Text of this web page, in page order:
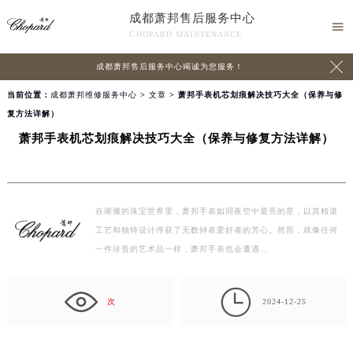
成都萧邦售后服务中心
CHOPARD MAINTENANCE

成都萧邦售后服务中心竭诚为您服务！ 
当前位置： 成都萧邦维修服务中心 > 文章 > 萧邦手表机芯划痕解决技巧大全（保养与修
复方法详解）
萧邦手表机芯划痕解决技巧大全（保养与修复方法详解）
在璀璨的珠宝世界里，萧邦手表如同夜空中最亮的星，以其精湛
工艺和独特设计俘获了无数钟表爱好者的芳心。然而，就像任何
一件珍贵的艺术品一样，萧邦手表也会遭遇…
次  2024-12-25